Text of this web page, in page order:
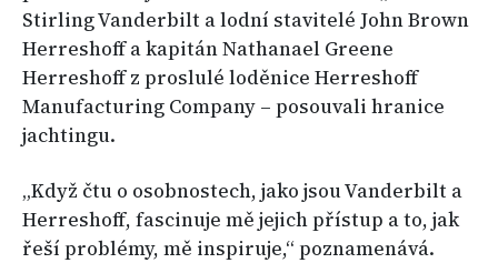
Stirling Vanderbilt a lodní stavitelé John Brown
Herreshoff a kapitán Nathanael Greene
Herreshoff z proslulé loděnice Herreshoff
Manufacturing Company – posouvali hranice
jachtingu.
„Když čtu o osobnostech, jako jsou Vanderbilt a
Herreshoff, fascinuje mě jejich přístup a to, jak
řeší problémy, mě inspiruje,“ poznamenává.